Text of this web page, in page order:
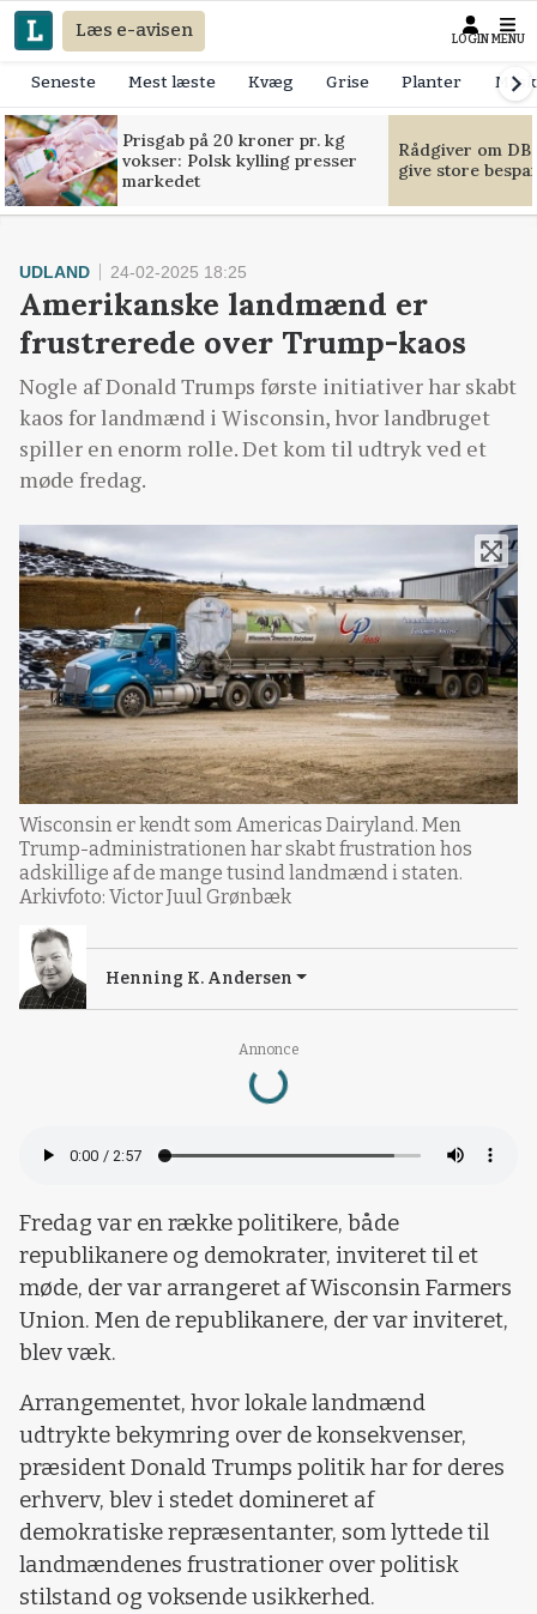
Læs e-avisen LOGIN MENU
Seneste Mest læste Kvæg Grise Planter
Prisgab på 20 kroner pr. kg
vokser: Polsk kylling presser
markedet
Rådgiver om
give store
Annonce
Loading...
UDLAND 24-02-2025 18:25
Amerikanske landmænd er
frustrerede over Trump-kaos
Nogle af Donald Trumps første initiativer har skabt
kaos for landmænd i Wisconsin, hvor landbruget
spiller en enorm rolle. Det kom til udtryk ved et
møde fredag.
Wisconsin er kendt som Americas Dairyland. Men
Trump-administrationen har skabt frustration hos
adskillige af de mange tusind landmænd i staten.
Arkivfoto: Victor Juul Grønbæk
Henning K. Andersen
Fredag var en række politikere, både
republikanere og demokrater, inviteret til et
møde, der var arrangeret af Wisconsin Farmers
Union. Men de republikanere, der var inviteret,
blev væk.
Arrangementet, hvor lokale landmænd
udtrykte bekymring over de konsekvenser,
præsident Donald Trumps politik har for deres
erhverv, blev i stedet domineret af
demokratiske repræsentanter, som lyttede til
landmændenes frustrationer over politisk
stilstand og voksende usikkerhed.